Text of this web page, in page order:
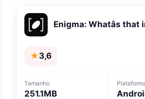
Enigma: Whatâs that
★3,6
Tamanho
251.1MB